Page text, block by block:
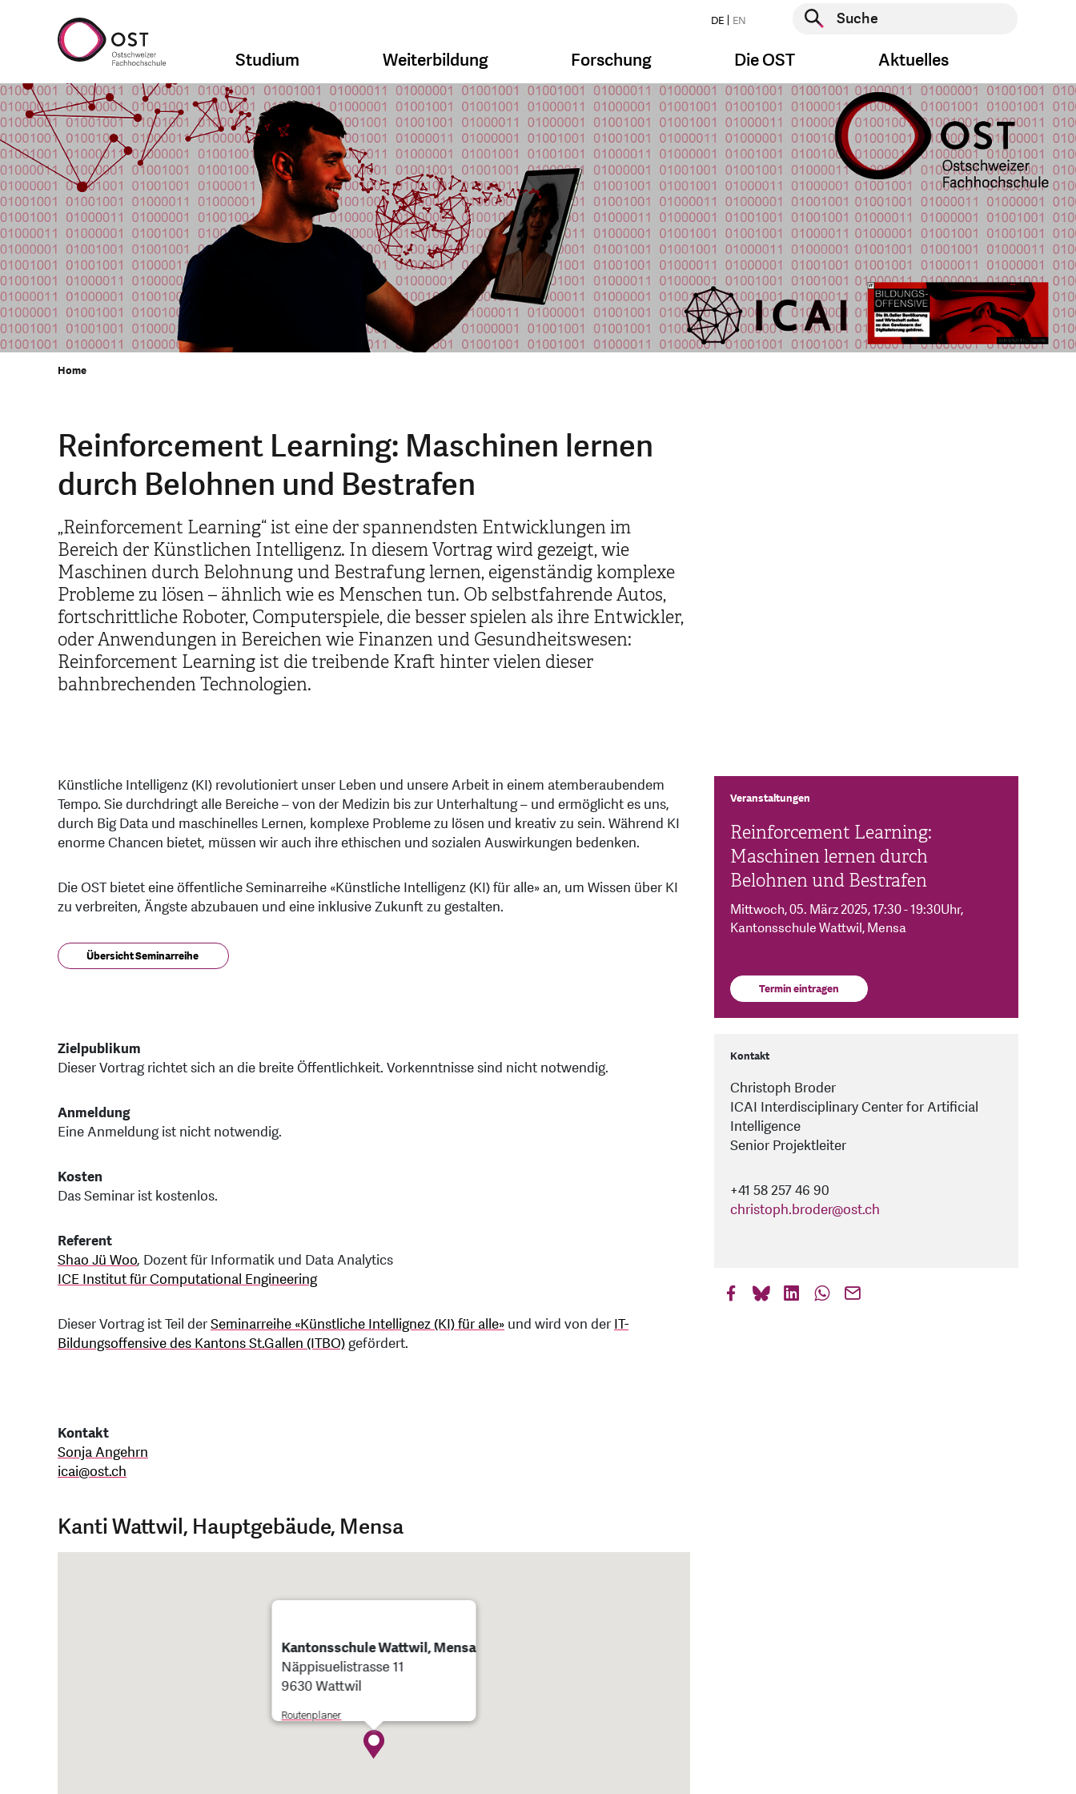
DE EN
Suche starten
Studium Weiterbildung Forschung Die OST Aktuelles
Home
Reinforcement Learning: Maschinen lernen
durch Belohnen und Bestrafen
„Reinforcement Learning“ ist eine der spannendsten Entwicklungen im
Bereich der Künstlichen Intelligenz. In diesem Vortrag wird gezeigt, wie
Maschinen durch Belohnung und Bestrafung lernen, eigenständig komplexe
Probleme zu lösen – ähnlich wie es Menschen tun. Ob selbstfahrende Autos,
fortschrittliche Roboter, Computerspiele, die besser spielen als ihre Entwickler,
oder Anwendungen in Bereichen wie Finanzen und Gesundheitswesen:
Reinforcement Learning ist die treibende Kraft hinter vielen dieser
bahnbrechenden Technologien.
Künstliche Intelligenz (KI) revolutioniert unser Leben und unsere Arbeit in einem atemberaubendem
Tempo. Sie durchdringt alle Bereiche – von der Medizin bis zur Unterhaltung – und ermöglicht es uns,
durch Big Data und maschinelles Lernen, komplexe Probleme zu lösen und kreativ zu sein. Während KI
enorme Chancen bietet, müssen wir auch ihre ethischen und sozialen Auswirkungen bedenken.
Die OST bietet eine öffentliche Seminarreihe «Künstliche Intelligenz (KI) für alle» an, um Wissen über KI
zu verbreiten, Ängste abzubauen und eine inklusive Zukunft zu gestalten.
Übersicht Seminarreihe
Zielpublikum
Dieser Vortrag richtet sich an die breite Öffentlichkeit. Vorkenntnisse sind nicht notwendig.
Anmeldung
Eine Anmeldung ist nicht notwendig.
Kosten
Das Seminar ist kostenlos.
Referent
Shao Jü Woo, Dozent für Informatik und Data Analytics
ICE Institut für Computational Engineering
Dieser Vortrag ist Teil derSeminarreihe «Künstliche Intellignez (KI) für alle» und wird von der IT-
Bildungsoffensive des Kantons St.Gallen (ITBO)gefördert.
Kontakt
Sonja Angehrn
icai@ost.ch
Kanti Wattwil, Hauptgebäude, Mensa
Kantonsschule Wattwil, Mensa
Näppisuelistrasse 11
9630 Wattwil
Routenplaner
Veranstaltungen
Reinforcement Learning:
Maschinen lernen durch
Belohnen und Bestrafen
Mittwoch, 05. März 2025, 17:30 - 19:30Uhr,
Kantonsschule Wattwil, Mensa
Termin eintragen
Kontakt
Christoph Broder
ICAI Interdisciplinary Center for Artificial
Intelligence
Senior Projektleiter
+41 58 257 46 90
christoph.broder@ost.ch